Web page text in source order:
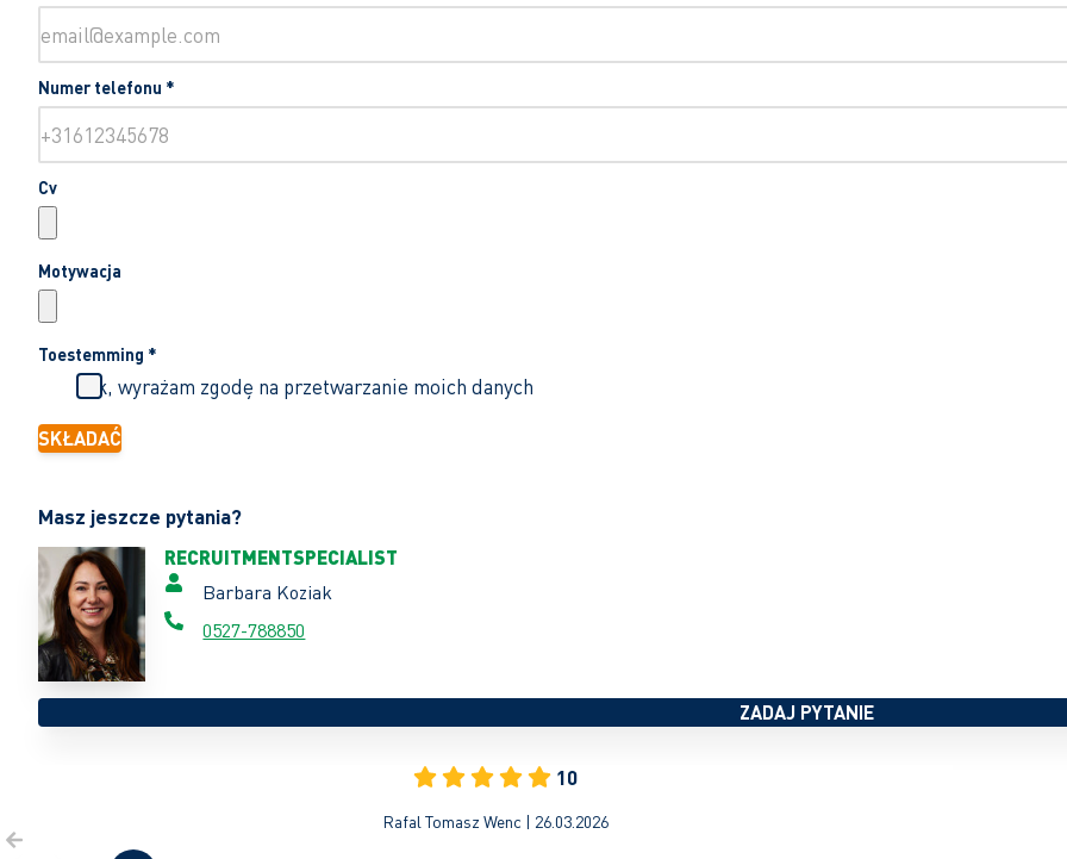
Numer telefonu *
Cv
Motywacja
Toestemming *
Tak, wyrażam zgodę na przetwarzanie moich danych
SKŁADAĆ
Masz jeszcze pytania?
RECRUITMENTSPECIALIST
Barbara Koziak
0527-788850
ZADAJ PYTANIE
10
Rafal Tomasz Wenc | 26.03.2026